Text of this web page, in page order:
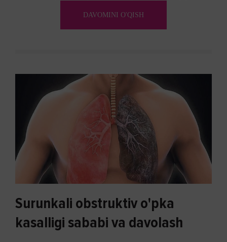
biron bir usuli bormi?DAVOMINI O'QISH
Surunkali obstruktiv o'pka
kasalligi sababi va davolash